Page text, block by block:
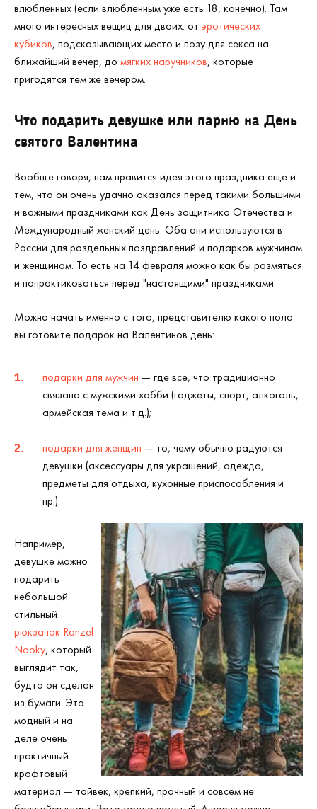
влюбленных (если влюбленным уже есть 18, конечно). Там
много интересных вещиц для двоих: от эротических
кубиков, подсказывающих место и позу для секса на
ближайший вечер, до мягких наручников, которые
пригодятся тем же вечером.
Что подарить девушке или парню на День
святого Валентина
Вообще говоря, нам нравится идея этого праздника еще и
тем, что он очень удачно оказался перед такими большими
и важными праздниками как День защитника Отечества и
Международный женский день. Оба они используются в
России для раздельных поздравлений и подарков мужчинам
и женщинам. То есть на 14 февраля можно как бы размяться
и попрактиковаться перед "настоящими" праздниками.
Можно начать именно с того, представителю какого пола
вы готовите подарок на Валентинов день:
подарки для мужчин — где всё, что традиционно
связано с мужскими хобби (гаджеты, спорт, алкоголь,
армейская тема и т.д.);
подарки для женщин — то, чему обычно радуются
девушки (аксессуары для украшений, одежда,
предметы для отдыха, кухонные приспособления и
пр.).
Например,
девушке можно
подарить
небольшой
стильный
рюкзачок Ranzel
Nooky, который
выглядит так,
будто он сделан
из бумаги. Это
модный и на
деле очень
практичный
крафтовый
материал — тайвек, крепкий, прочный и совсем не